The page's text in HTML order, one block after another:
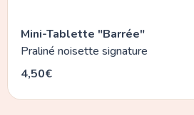
Mini-Tablette "Barrée"
Praliné noisette signature
4,50€